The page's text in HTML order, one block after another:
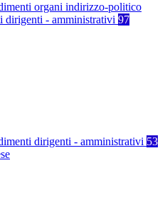
organi indirizzo-politico
dirigenti - amministrativi 97
dirigenti - amministrativi 53